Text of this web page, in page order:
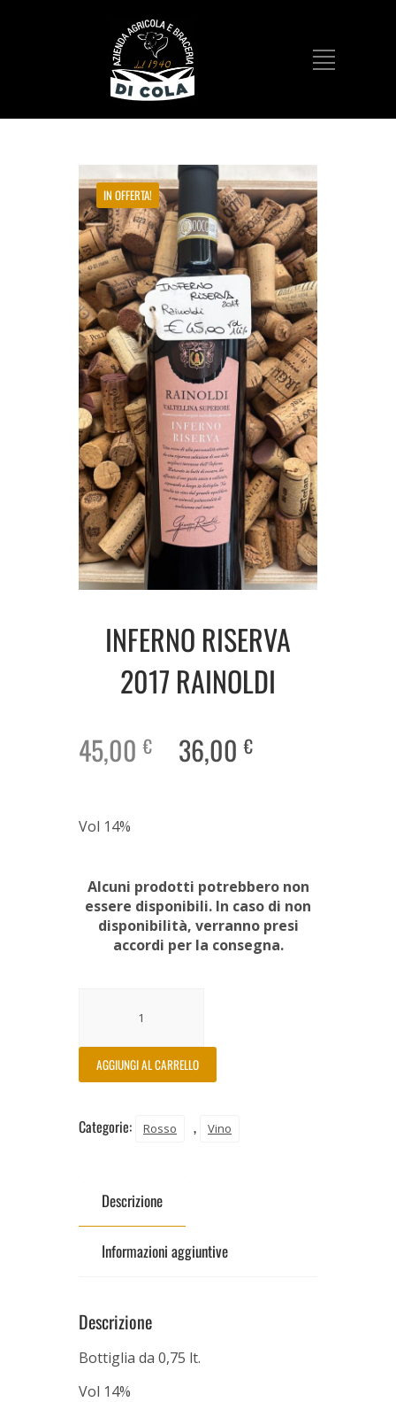
IN OFFERTA!
INFERNO RISERVA
2017 RAINOLDI
45,00€ 36,00€
Vol 14%
Alcuni prodotti potrebbero non
essere disponibili. In caso di non
disponibilità, verranno presi
accordi per la consegna.
AGGIUNGI AL CARRELLO
Categorie: Rosso , Vino
Descrizione
Informazioni aggiuntive
Descrizione
Bottiglia da 0,75 lt.
Vol 14%